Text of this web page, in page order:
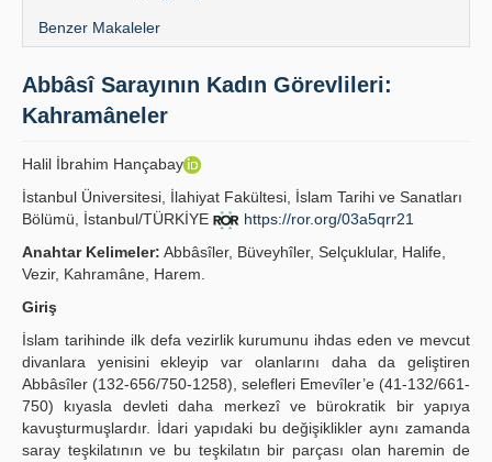
Dergi Kurulları
Yazım Kuralları
Kılavuzlar
İletişim
Benzer Makaleler
Abbâsî Sarayının Kadın Görevlileri:
Kahramâneler
Halil İbrahim Hançabay
İstanbul Üniversitesi, İlahiyat Fakültesi, İslam Tarihi ve Sanatları
Bölümü, İstanbul/TÜRKİYE
https://ror.org/03a5qrr21
Anahtar Kelimeler: Abbâsîler, Büveyhîler, Selçuklular, Halife,
Vezir, Kahramâne, Harem.
Giriş
İslam tarihinde ilk defa vezirlik kurumunu ihdas eden ve mevcut
divanlara yenisini ekleyip var olanlarını daha da geliştiren
Abbâsîler (132-656/750-1258), selefleri Emevîler’e (41-132/661-
750) kıyasla devleti daha merkezî ve bürokratik bir yapıya
kavuşturmuşlardır. İdari yapıdaki bu değişiklikler aynı zamanda
saray teşkilatının ve bu teşkilatın bir parçası olan haremin de